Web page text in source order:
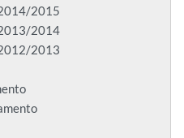
2015
2014
2013